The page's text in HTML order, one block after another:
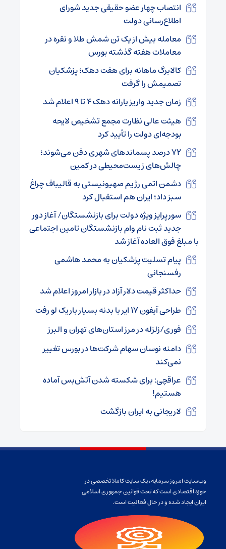
انتصاب چهار عضو حقیقی جدید شورای
اطلاع‌رسانی دولت
معامله بیش از یک تن شمش طلا و نقره در
معاملات هفته گذشته بورس
کالابرگ ماهانه برای هفت دهک؛ پزشکیان
تصمیمش را گرفت
زمان جدید واریز یارانه دهک ۴ تا ۹ اعلام شد
هیئت عالی نظارت مجمع تشخیص لایحه
بودجه‌ای دولت را تأیید کرد
۷۲ درصد پسماندهای شهری دفن می‌شوند؛
چالش‌های زیست‌محیطی در کمین
دشمن اتمی رژیم صهیونیستی به قالیباف چراغ
سبز داد؛ ایران هم استقبال کرد
سورپرایز ویژه دولت برای بازنشستگان/ آغاز دور
جدید ثبت نام وام بازنشستگان تامین اجتماعی
با مبلغ فوق العاده آغاز شد
پیام تسلیت پزشکیان به محمد هاشمی
رفسنجانی
حداکثر قیمت دلار آزاد در بازار امروز اعلام شد
طراحی آیفون ۱۷ ایر با بدنه بسیار باریک لو رفت
فوری/زلزله در مرز استان‌های تهران و البرز
دامنه نوسان سهام شرکت‌ها در بورس تغییر
نمی‌کند
عراقچی: برای شکسته شدن آتش‌بس آماده
هستیم!
لاریجانی به ایران بازگشت
وب‌سایت امروز سرمایه، یک سایت کاملا تخصصی در
حوزه اقتصادی است که تحت قوانین جمهوری اسلامی
ایران ایجاد شده و در حال فعالیت است.